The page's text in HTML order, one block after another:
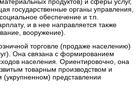
государственные органы управления,
обеспечение и т.п.
и в нее направляется также
вооружение).
торговле (продаже населению)
Она связана с формированием
населения. Ориентировочно, она
товарным производством и
представлении